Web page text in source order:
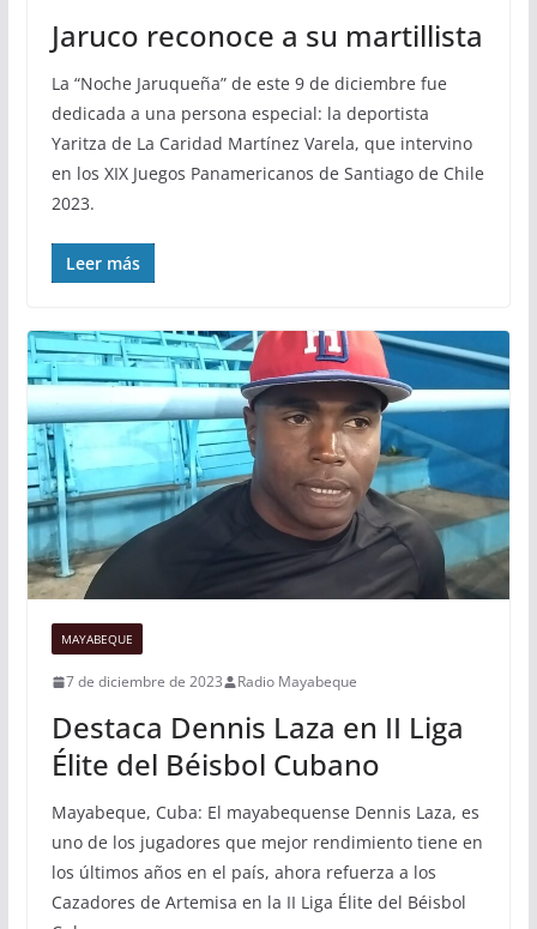
Jaruco reconoce a su martillista
La “Noche Jaruqueña” de este 9 de diciembre fue
dedicada a una persona especial: la deportista
Yaritza de La Caridad Martínez Varela, que intervino
en los XIX Juegos Panamericanos de Santiago de Chile
2023.
Leer más
MAYABEQUE
7 de diciembre de 2023 Radio Mayabeque
Destaca Dennis Laza en II Liga
Élite del Béisbol Cubano
Mayabeque, Cuba: El mayabequense Dennis Laza, es
uno de los jugadores que mejor rendimiento tiene en
los últimos años en el país, ahora refuerza a los
Cazadores de Artemisa en la II Liga Élite del Béisbol